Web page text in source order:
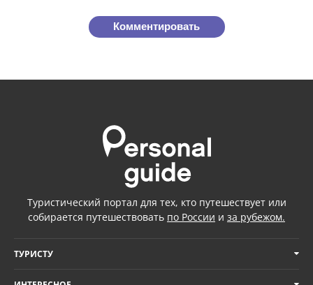
Комментировать
Туристический портал для тех, кто путешествует или
собирается путешествовать по России и за рубежом.
ТУРИСТУ